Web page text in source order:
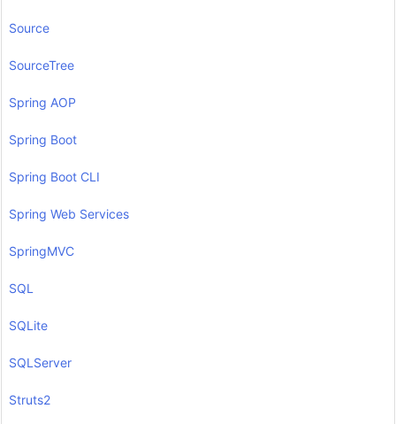
Source
SourceTree
Spring AOP
Spring Boot
Spring Boot CLI
Spring Web Services
SpringMVC
SQL
SQLite
SQLServer
Struts2